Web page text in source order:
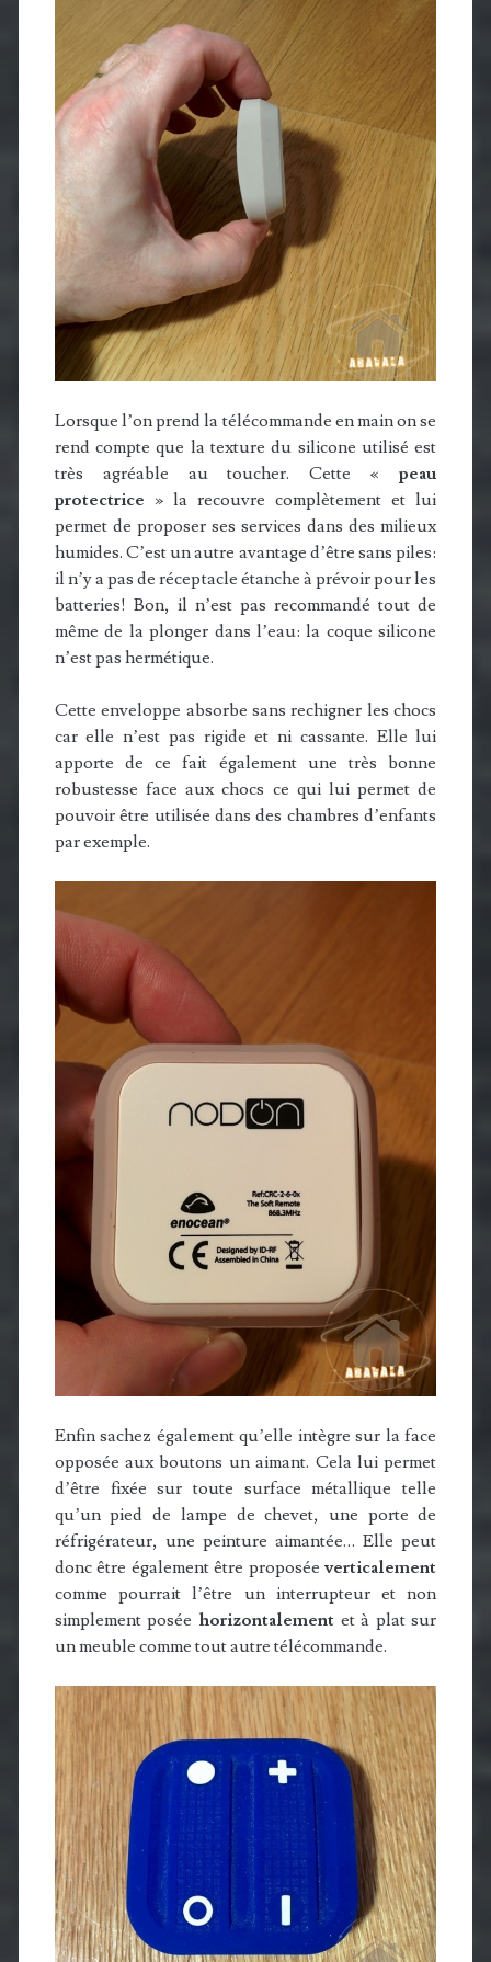
Lorsque l’on prend la télécommande en main on se
rend compte que la texture du silicone utilisé est
très agréable au toucher. Cette «peau
protectrice » la recouvre complètement et lui
permet de proposer ses services dans des milieux
humides. C’est un autre avantage d’être sans piles:
il n’y a pas de réceptacle étanche à prévoir pour les
batteries! Bon, il n’est pas recommandé tout de
même de la plonger dans l’eau: la coque silicone
n’est pas hermétique.
Cette enveloppe absorbe sans rechigner les chocs
car elle n’est pas rigide et ni cassante. Elle lui
apporte de ce fait également une très bonne
robustesse face aux chocs ce qui lui permet de
pouvoir être utilisée dans des chambres d’enfants
par exemple.
Enfin sachez également qu’elle intègre sur la face
opposée aux boutons un aimant. Cela lui permet
d’être fixée sur toute surface métallique telle
qu’un pied de lampe de chevet, une porte de
réfrigérateur, une peinture aimantée… Elle peut
donc être également être proposéeverticalement
comme pourrait l’être un interrupteur et non
simplement posée horizontalementet à plat sur
un meuble comme tout autre télécommande.